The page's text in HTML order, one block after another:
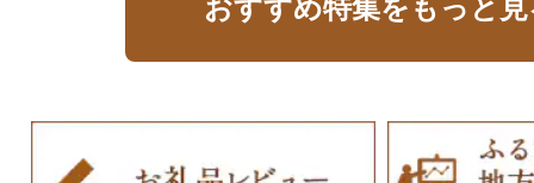
おすすめ特集をもっと